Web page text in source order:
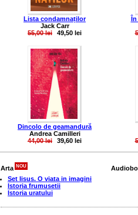
Lista condamnaților
Jack Carr
55,00 lei
49,50 lei
În
Dincolo de geamandură
Andrea Camilleri
44,00 lei
39,60 lei
Arta NOU
Set Iisus. O viata in imagini
Istoria frumusetii
Istoria uratului